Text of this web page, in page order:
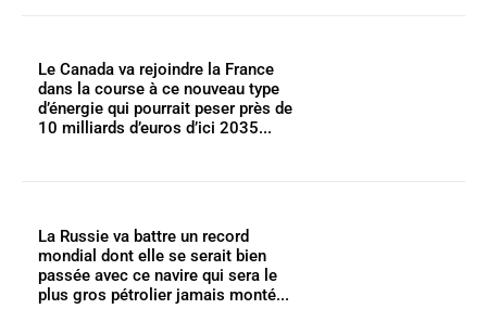
Le Canada va rejoindre la France
dans la course à ce nouveau type
d’énergie qui pourrait peser près de
10 milliards d’euros d’ici 2035...
La Russie va battre un record
mondial dont elle se serait bien
passée avec ce navire qui sera le
plus gros pétrolier jamais monté...